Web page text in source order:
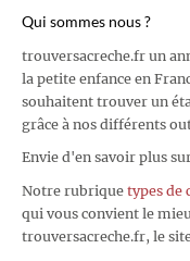
Qui sommes nous ?
trouversacreche.fr un
la petite enfance en
souhaitent trouver un
grâce à nos différents
Envie d'en savoir plus
Notre rubrique types de
qui vous convient le
trouversacreche.fr, le